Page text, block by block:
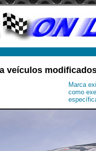
veículos
Marca
como